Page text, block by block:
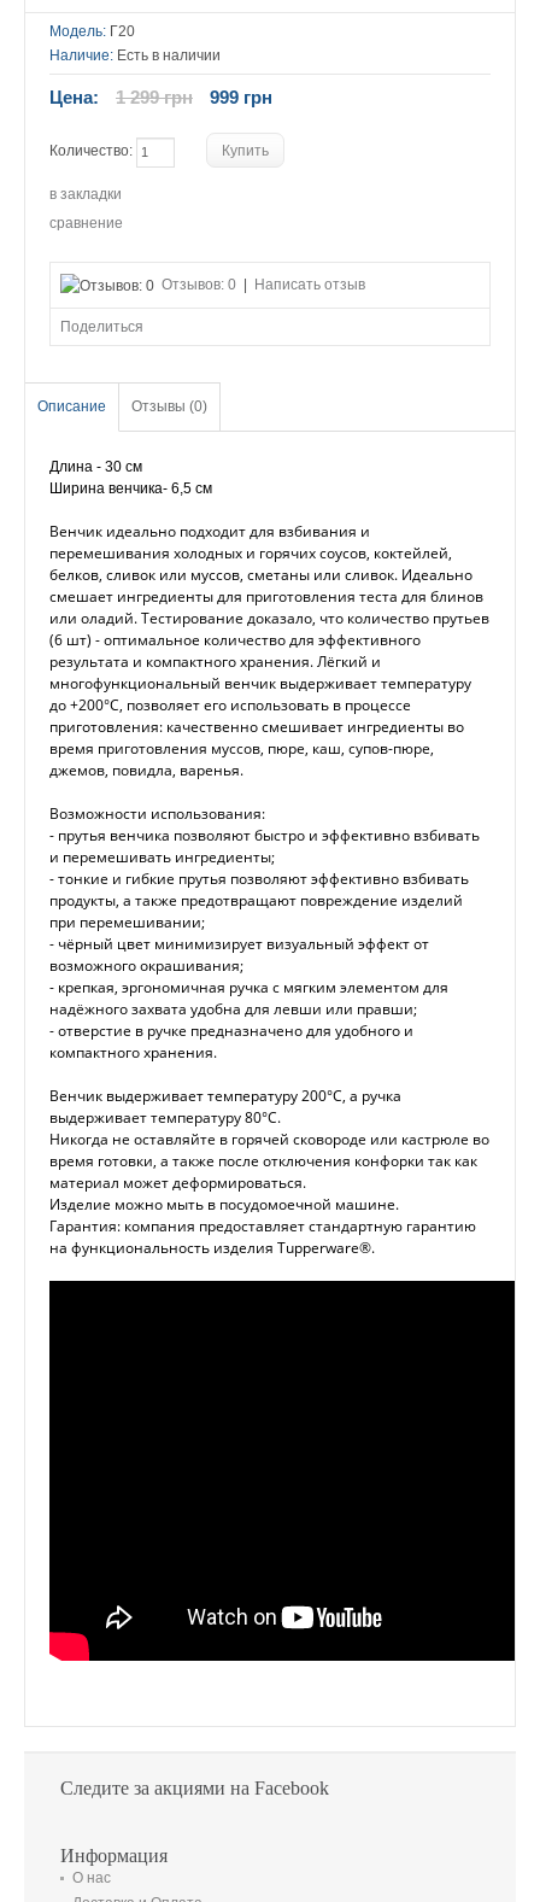
Модель: Г20
Наличие: Есть в наличии
Цена: 1 299 грн 999 грн
Количество:
в закладки
сравнение
Отзывов: 0 Написать отзыв
Поделиться
Описание Отзывы (0)
Длина - 30 см
Ширина венчика- 6,5 см
Венчик идеально подходит для взбивания и
перемешивания холодных и горячих соусов, коктейлей,
белков, сливок или муссов, сметаны или сливок. Идеально
смешает ингредиенты для приготовления теста для блинов
или оладий. Тестирование доказало, что количество прутьев
(6 шт) - оптимальное количество для эффективного
результата и компактного хранения. Лёгкий и
многофункциональный венчик выдерживает температуру
до +200°С, позволяет его использовать в процессе
приготовления: качественно смешивает ингредиенты во
время приготовления муссов, пюре, каш, супов-пюре,
джемов, повидла, варенья.
Возможности использования:
- прутья венчика позволяют быстро и эффективно взбивать
и перемешивать ингредиенты;
- тонкие и гибкие прутья позволяют эффективно взбивать
продукты, а также предотвращают повреждение изделий
при перемешивании;
- чёрный цвет минимизирует визуальный эффект от
возможного окрашивания;
- крепкая, эргономичная ручка с мягким элементом для
надёжного захвата удобна для левши или правши;
- отверстие в ручке предназначено для удобного и
компактного хранения.
Венчик выдерживает температуру 200°С, а ручка
выдерживает температуру 80°С.
Никогда не оставляйте в горячей сковороде или кастрюле во
время готовки, а также после отключения конфорки так как
материал может деформироваться.
Изделие можно мыть в посудомоечной машине.
Гарантия: компания предоставляет стандартную гарантию
на функциональность изделия Tupperware®.
Следите за акциями на Facebook
Информация
О нас